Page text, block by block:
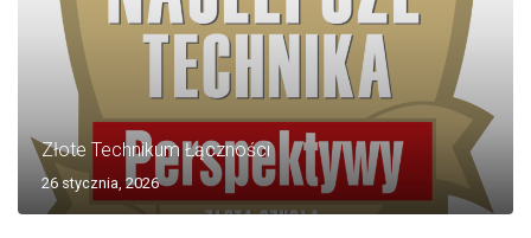
Złote Technikum Łączności
26 stycznia, 2026